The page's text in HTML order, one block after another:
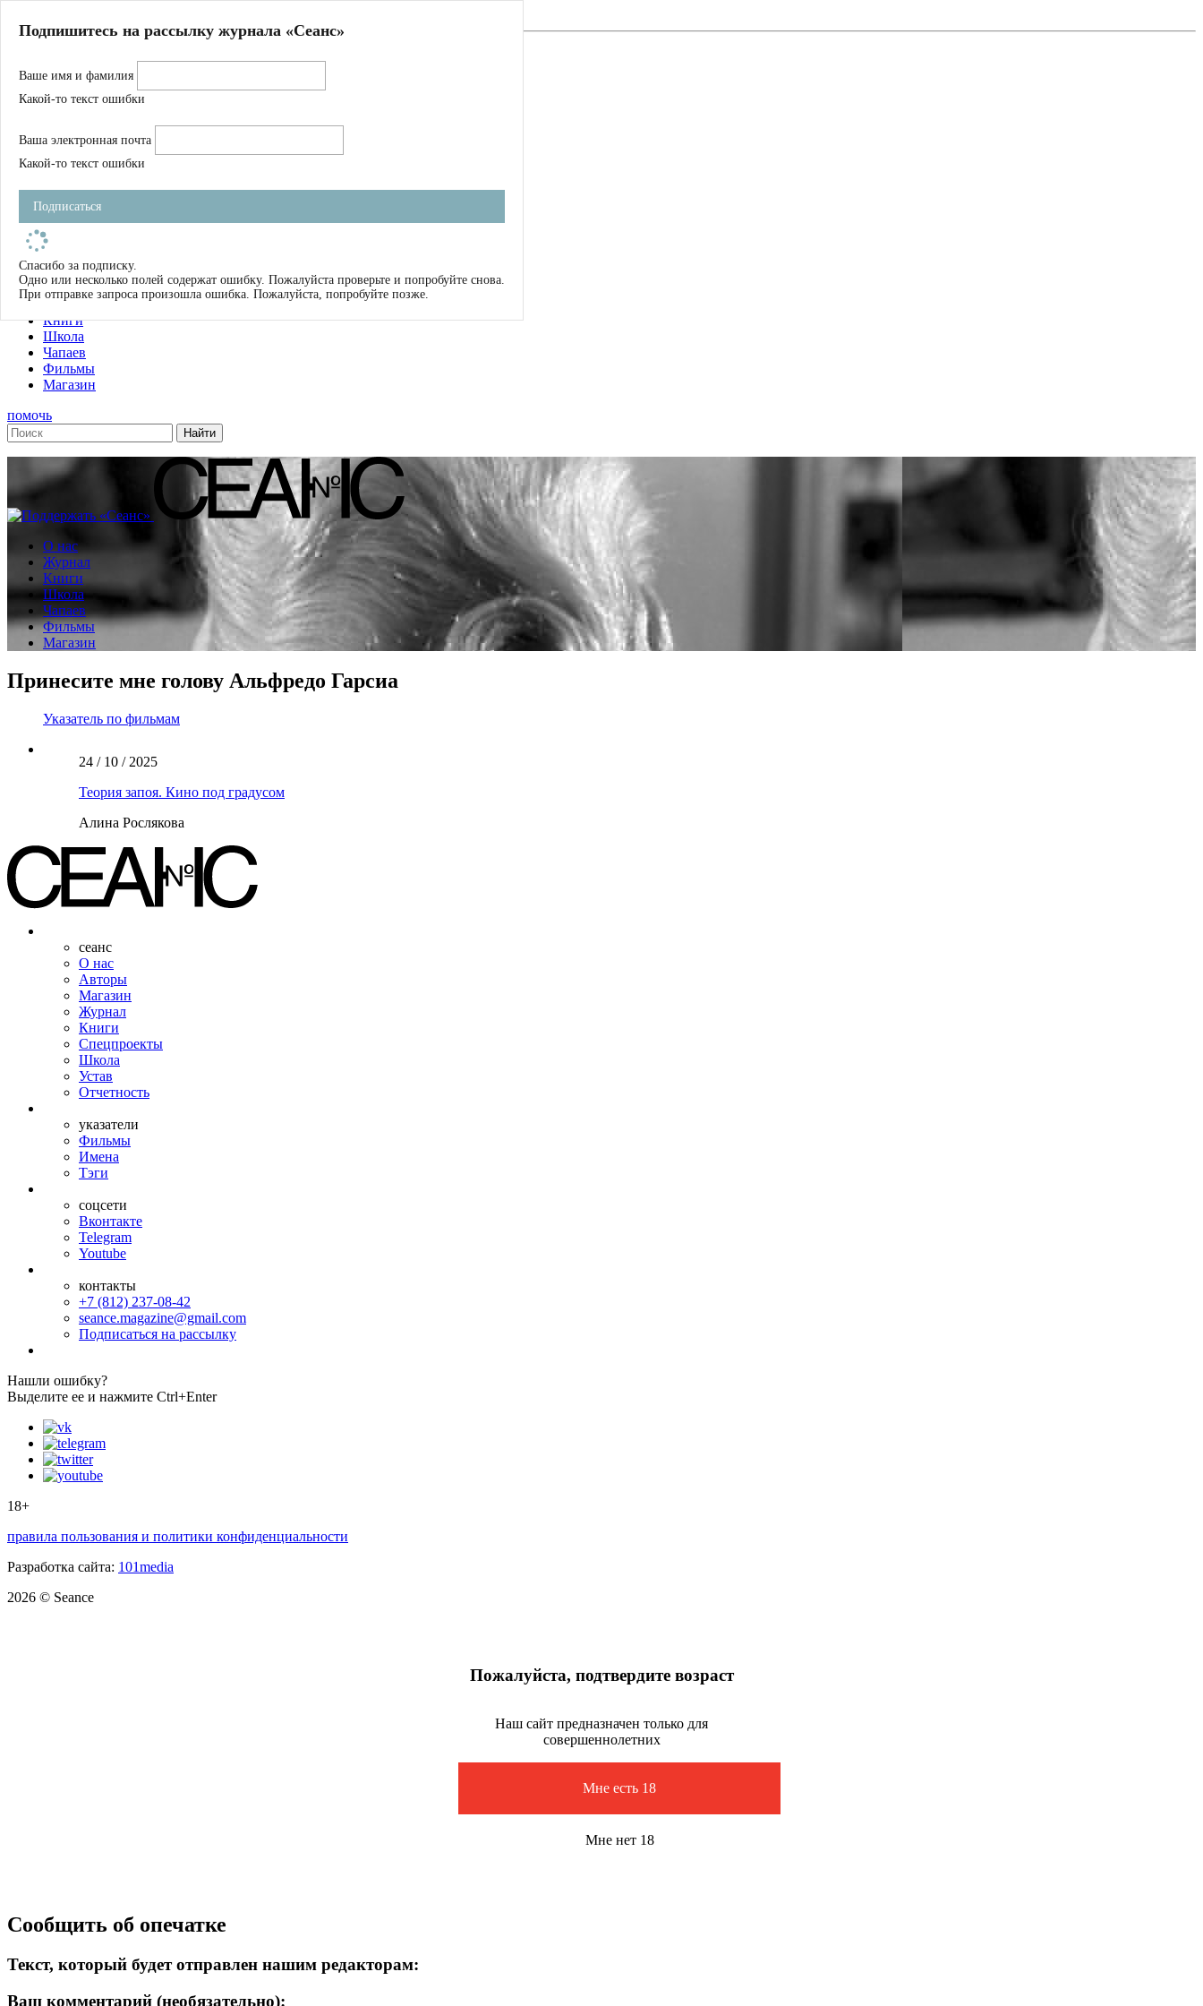
Магазин
Журнал
Школа
Устав
Фильмы
Имена
Тэги
О нас
Журнал
Книги
Школа
Чапаев
Фильмы
Магазин
помочь
О нас
Журнал
Книги
Школа
Чапаев
Фильмы
Магазин
Принесите мне голову Альфредо Гарсиа
Указатель по фильмам
24 / 10 / 2025
Теория запоя. Кино под градусом
Алина Рослякова
сеанс
О нас
Авторы
Магазин
Журнал
Книги
Спецпроекты
Школа
Устав
Отчетность
указатели
Фильмы
Имена
Тэги
соцсети
Вконтакте
Telegram
Youtube
контакты
+7 (812) 237-08-42
seance.magazine@gmail.com
Подписаться на рассылку
Подпишитесь на рассылку журнала «Сеанс»
Ваше имя и фамилия
Какой-то текст ошибки
Ваша электронная почта
Какой-то текст ошибки
Подписаться
Спасибо за подписку.
Одно или несколько полей содержат ошибку. Пожалуйста проверьте и попробуйте снова.
При отправке запроса произошла ошибка. Пожалуйста, попробуйте позже.
Нашли ошибку?
Выделите ее и нажмите Ctrl+Enter
18+
правила пользования и политики конфиденциальности
Разработка сайта: 101media
2026 © Seance
Пожалуйста, подтвердите возраст
Наш сайт предназначен только для
совершеннолетних
Мне есть 18
Мне нет 18
Сообщить об опечатке
Текст, который будет отправлен нашим редакторам:
Ваш комментарий (необязательно):